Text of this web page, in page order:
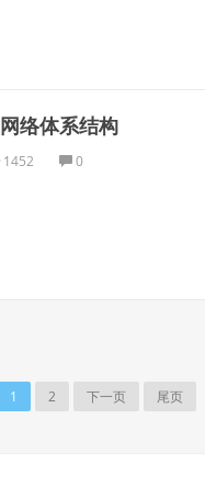
网络体系结构
1452
0
1 2 下一页 尾页